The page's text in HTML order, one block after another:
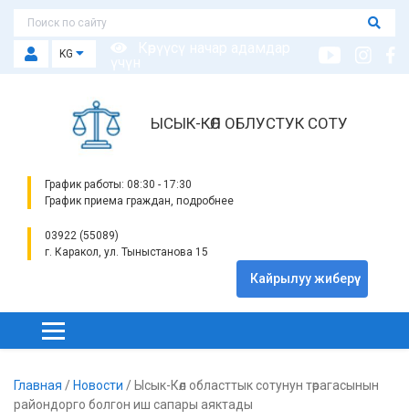
KG
ЫСЫК-КӨЛ ОБЛУСТУК СОТУ
График работы: 08:30 - 17:30
График приема граждан, подробнее
03922 (55089)
г. Каракол, ул. Тыныстанова 15
Кайрылуу жиберүү
Главная / Новости / Ысык-Көл областтык сотунун төрагасынын
райондорго болгон иш сапары аяктады